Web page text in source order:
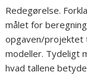
Redegørelse.
målet for
opgaven/projektet
modeller. Tydeligt
hvad tallene